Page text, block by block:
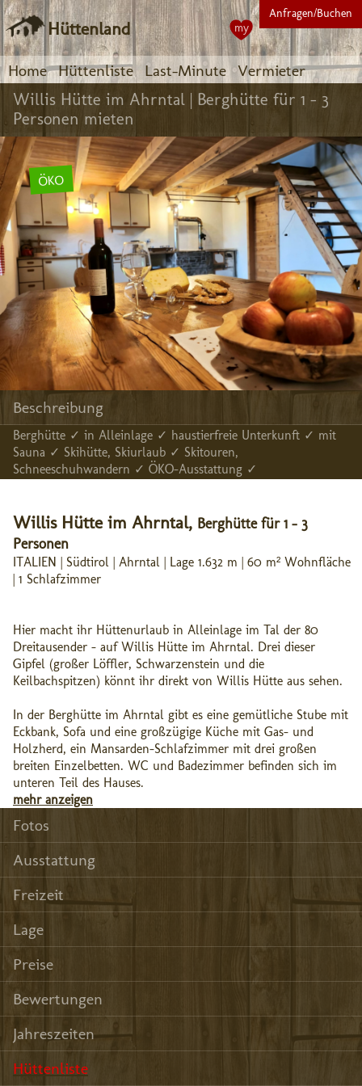
Hüttenland
Home Hüttenliste Last-Minute Vermieter
Anfragen/Buchen
my
Willis Hütte im Ahrntal | Berghütte für 1 - 3
Personen mieten
ÖKO
Beschreibung
Berghütte ✓ in Alleinlage ✓ haustierfreie Unterkunft ✓ mit
Sauna ✓ Skihütte, Skiurlaub ✓ Skitouren,
Schneeschuhwandern ✓ ÖKO-Ausstattung ✓
Willis Hütte im Ahrntal, Berghütte für 1 - 3
Personen
ITALIEN | Südtirol | Ahrntal | Lage 1.632 m | 60 m² Wohnfläche
| 1 Schlafzimmer
Hier macht ihr Hüttenurlaub in Alleinlage im Tal der 80
Dreitausender - auf Willis Hütte im Ahrntal. Drei dieser
Gipfel (großer Löffler, Schwarzenstein und die
Keilbachspitzen) könnt ihr direkt von Willis Hütte aus sehen.
In der Berghütte im Ahrntal gibt es eine gemütliche Stube mit
Eckbank, Sofa und eine großzügige Küche mit Gas- und
Holzherd, ein Mansarden-Schlafzimmer mit drei großen
breiten Einzelbetten. WC und Badezimmer befinden sich im
unteren Teil des Hauses.
mehr anzeigen
Fotos
Ausstattung
Freizeit
Lage
Preise
Bewertungen
Jahreszeiten
Hüttenliste